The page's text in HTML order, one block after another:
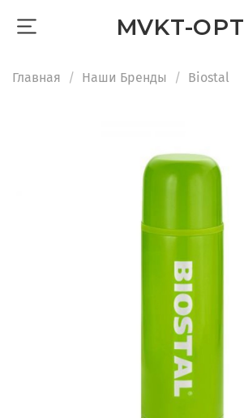
MVKT-OPT
Главная Наши Бренды Biostal